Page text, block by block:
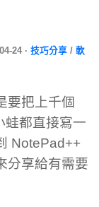
24 · 技巧分享 / 軟
要把上千個
蛙都直接寫一
NotePad++
分享給有需要